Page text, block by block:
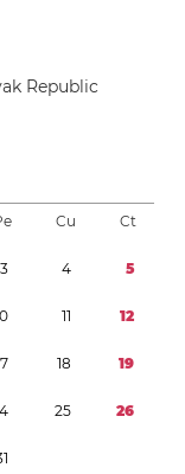
Republic
Cu Ct
3 4 5
0 11 12
7 18 19
25 26
1